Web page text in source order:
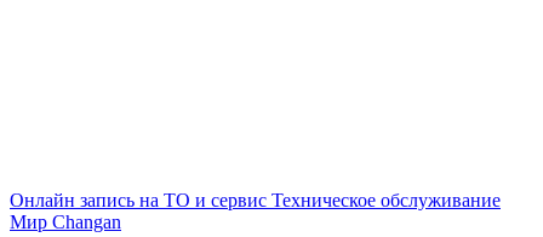
Онлайн запись на ТО и сервис Техническое обслуживание
Мир Changan